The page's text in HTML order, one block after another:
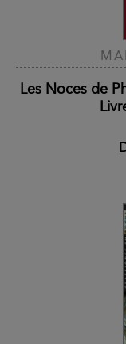
Les Noces de